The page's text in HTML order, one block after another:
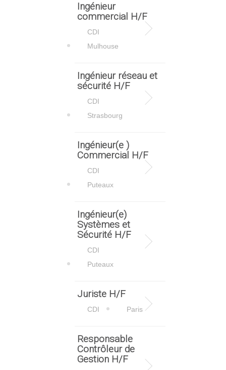
Ingénieur
commercial H/F
CDI
Mulhouse
Ingénieur réseau et
sécurité H/F
CDI
Strasbourg
Ingénieur(e )
Commercial H/F
CDI
Puteaux
Ingénieur(e)
Systèmes et
Sécurité H/F
CDI
Puteaux
Juriste H/F
CDI Paris
Responsable
Contrôleur de
Gestion H/F